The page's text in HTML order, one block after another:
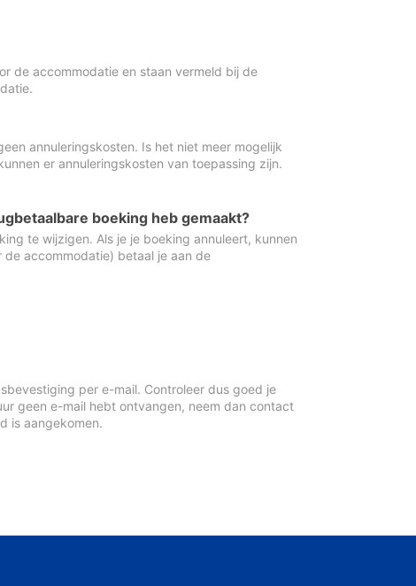
de accommodatie en staan vermeld bij de
annuleringskosten. Is het niet meer mogelijk
er annuleringskosten van toepassing zijn.
boeking heb gemaakt?
te wijzigen. Als je je boeking annuleert, kunnen
accommodatie) betaal je aan de
per e-mail. Controleer dus goed je
geen e-mail hebt ontvangen, neem dan contact
is aangekomen.